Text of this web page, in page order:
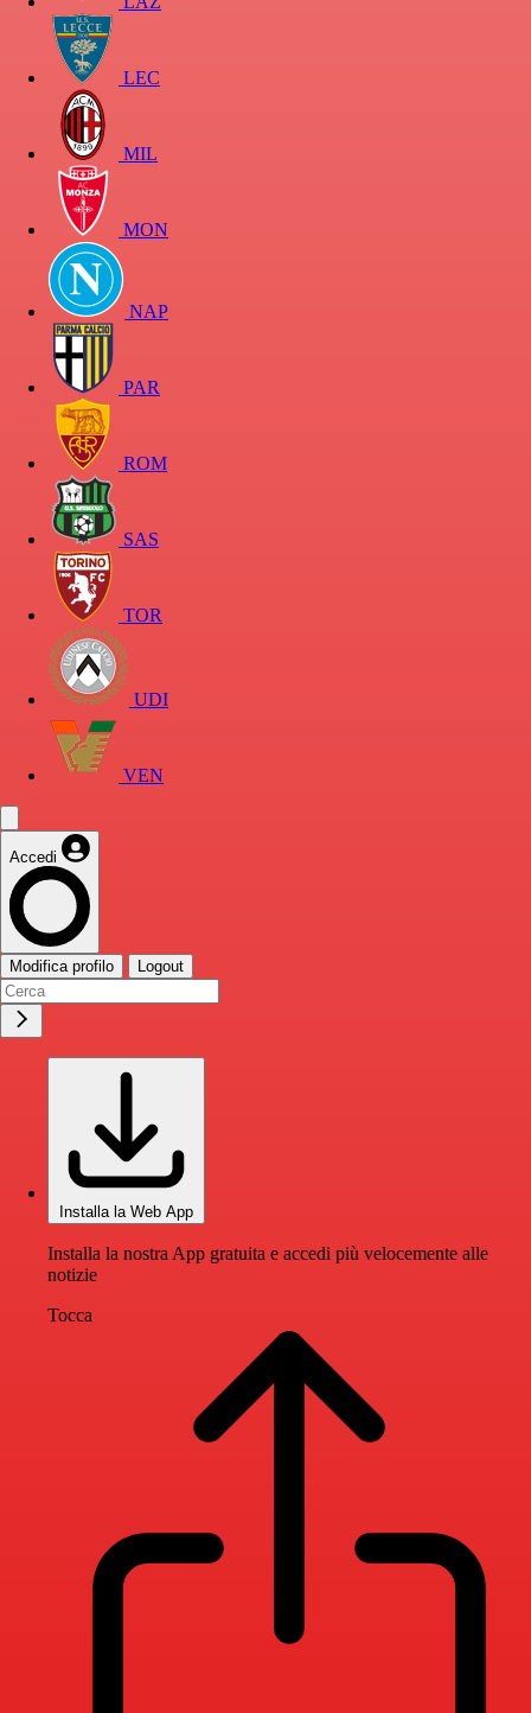
LEC
MIL
MON
NAP
PAR
ROM
SAS
TOR
UDI
VEN
Accedi
Modifica profilo Logout
Installa la Web App
Installa la nostra App gratuita e accedi più velocemente alle
notizie
Tocca